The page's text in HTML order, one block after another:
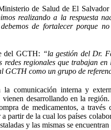
de Salud de El
realizando a la respuesta
de fortalecer porque
del GCTH: “la gestión del Dr.
regionales que trabajan
como un grupo de
comunicación interna y
desarrollando en la
de medicamentos, a
de la cual los países
y las mismas se